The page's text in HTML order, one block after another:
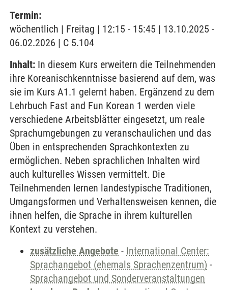
Termin:
wöchentlich | Freitag | 12:15 - 15:45 | 13.10.2025 -
06.02.2026 | C 5.104
Inhalt: In diesem Kurs erweitern die Teilnehmenden
ihre Koreanischkenntnisse basierend auf dem, was
sie im Kurs A1.1 gelernt haben. Ergänzend zu dem
Lehrbuch Fast and Fun Korean 1 werden viele
verschiedene Arbeitsblätter eingesetzt, um reale
Sprachumgebungen zu veranschaulichen und das
Üben in entsprechenden Sprachkontexten zu
ermöglichen. Neben sprachlichen Inhalten wird
auch kulturelles Wissen vermittelt. Die
Teilnehmenden lernen landestypische Traditionen,
Umgangsformen und Verhaltensweisen kennen, die
ihnen helfen, die Sprache in ihrem kulturellen
Kontext zu verstehen.
zusätzliche Angebote - International Center:
Sprachangebot (ehemals Sprachenzentrum) -
Sprachangebot und Sonderveranstaltungen